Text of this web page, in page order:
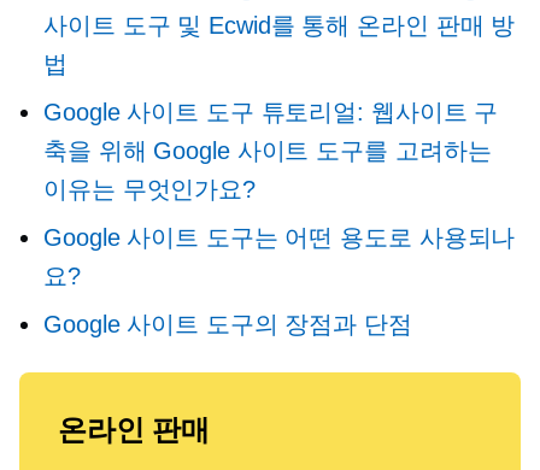
사이트 도구 및 Ecwid를 통해 온라인 판매 방
법
Google 사이트 도구 튜토리얼: 웹사이트 구
축을 위해 Google 사이트 도구를 고려하는
이유는 무엇인가요?
Google 사이트 도구는 어떤 용도로 사용되나
요?
Google 사이트 도구의 장점과 단점
온라인 판매